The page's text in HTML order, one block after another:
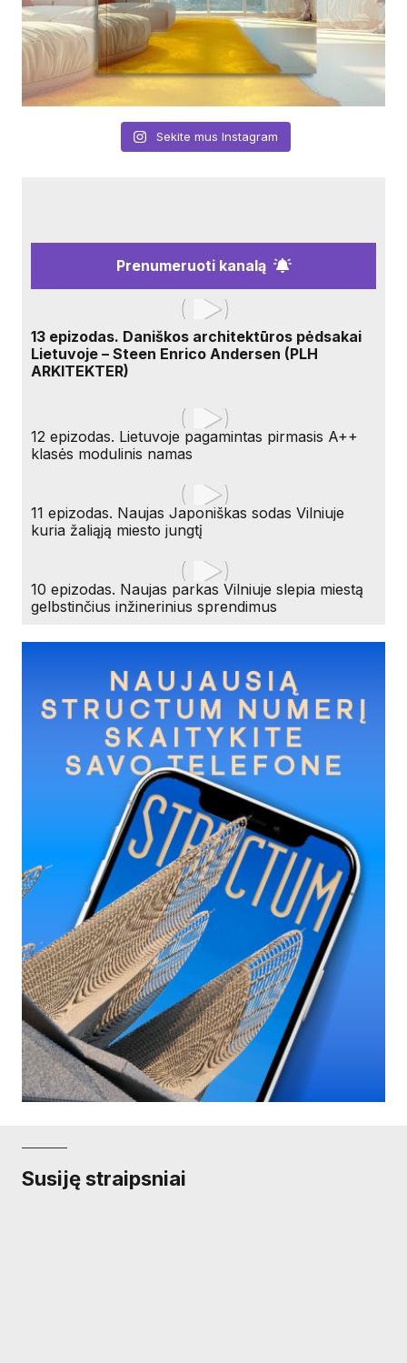
Sekite mus Instagram
Prenumeruoti kanalą
13 epizodas. Daniškos architektūros pėdsakai
Lietuvoje – Steen Enrico Andersen (PLH
ARKITEKTER)
12 epizodas. Lietuvoje pagamintas pirmasis A++
klasės modulinis namas
11 epizodas. Naujas Japoniškas sodas Vilniuje
kuria žaliąją miesto jungtį
10 epizodas. Naujas parkas Vilniuje slepia miestą
gelbstinčius inžinerinius sprendimus
Susiję straipsniai